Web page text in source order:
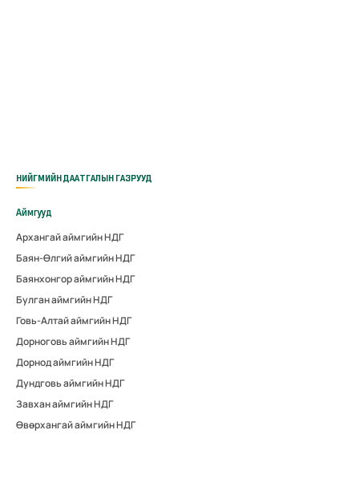
НИЙГМИЙН ДААТГАЛЫН ГАЗРУУД
Аймгууд
Архангай аймгийн НДГ
Баян-Өлгий аймгийн НДГ
Баянхонгор аймгийн НДГ
Булган аймгийн НДГ
Говь-Алтай аймгийн НДГ
Дорноговь аймгийн НДГ
Дорнод аймгийн НДГ
Дундговь аймгийн НДГ
Завхан аймгийн НДГ
Өвөрхангай аймгийн НДГ